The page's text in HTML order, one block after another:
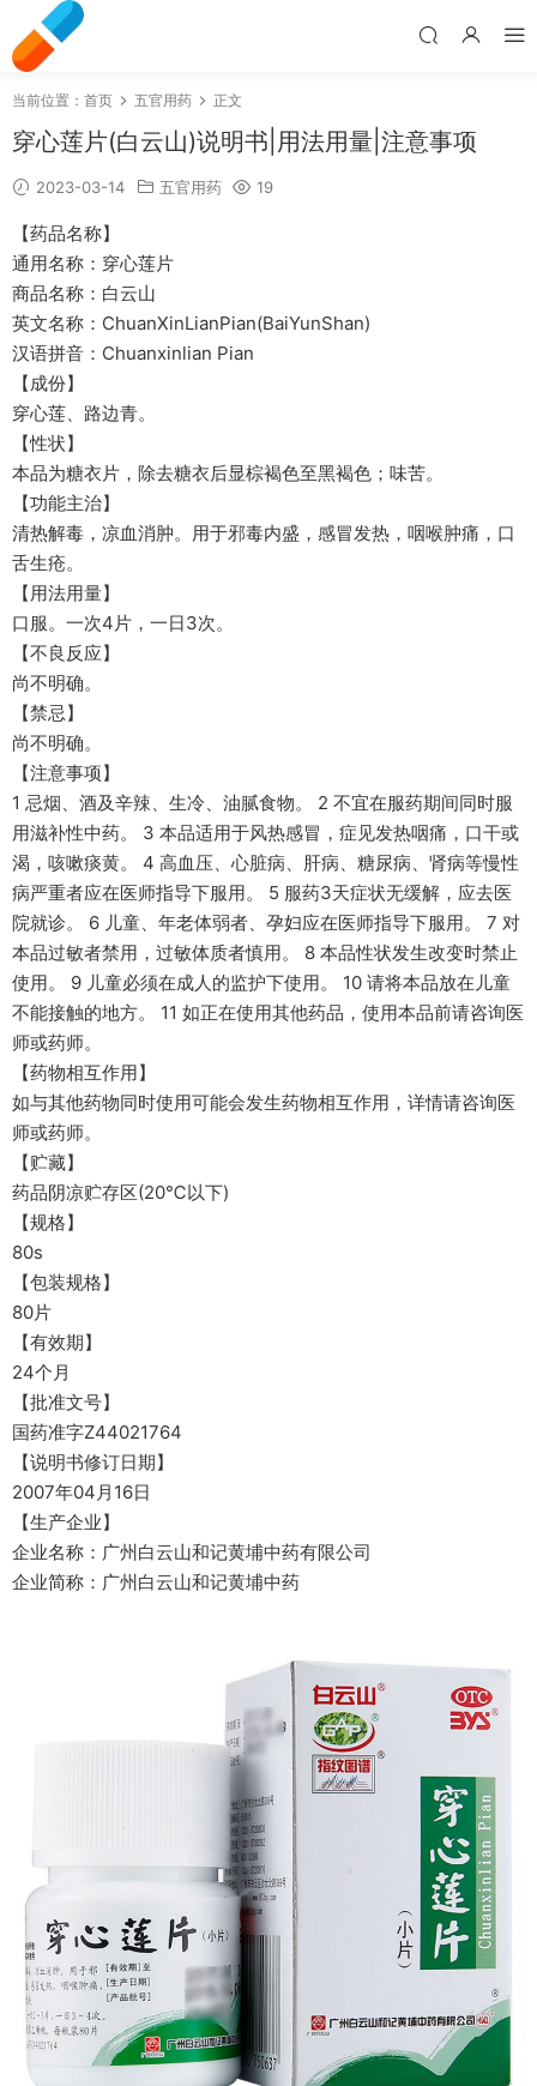
当前位置： 首页 五官用药 正文
穿心莲片(白云山)说明书|用法用量|注意事项
2023-03-14 五官用药 19
【药品名称】
通用名称：穿心莲片
商品名称：白云山
英文名称：ChuanXinLianPian(BaiYunShan)
汉语拼音：Chuanxinlian Pian
【成份】
穿心莲、路边青。
【性状】
本品为糖衣片，除去糖衣后显棕褐色至黑褐色；味苦。
【功能主治】
清热解毒，凉血消肿。用于邪毒内盛，感冒发热，咽喉肿痛，口
舌生疮。
【用法用量】
口服。一次4片，一日3次。
【不良反应】
尚不明确。
【禁忌】
尚不明确。
【注意事项】
1 忌烟、酒及辛辣、生冷、油腻食物。 2 不宜在服药期间同时服
用滋补性中药。 3 本品适用于风热感冒，症见发热咽痛，口干或
渴，咳嗽痰黄。 4 高血压、心脏病、肝病、糖尿病、肾病等慢性
病严重者应在医师指导下服用。 5 服药3天症状无缓解，应去医
院就诊。 6 儿童、年老体弱者、孕妇应在医师指导下服用。 7 对
本品过敏者禁用，过敏体质者慎用。 8 本品性状发生改变时禁止
使用。 9 儿童必须在成人的监护下使用。 10 请将本品放在儿童
不能接触的地方。 11 如正在使用其他药品，使用本品前请咨询医
师或药师。
【药物相互作用】
如与其他药物同时使用可能会发生药物相互作用，详情请咨询医
师或药师。
【贮藏】
药品阴凉贮存区(20℃以下)
【规格】
80s
【包装规格】
80片
【有效期】
24个月
【批准文号】
国药准字Z44021764
【说明书修订日期】
2007年04月16日
【生产企业】
企业名称：广州白云山和记黄埔中药有限公司
企业简称：广州白云山和记黄埔中药